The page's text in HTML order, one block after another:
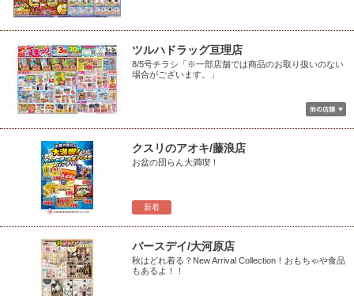
ツルハドラッグ亘理店
8/5号チラシ「※一部店舗では商品のお取り扱いのない
場合がございます。」
新着
クスリのアオキ/藤浪店
お盆の団らん大満喫！
バースデイ/大河原店
秋はどれ着る？New Arrival Collection！おもちゃや食品
もあるよ！！